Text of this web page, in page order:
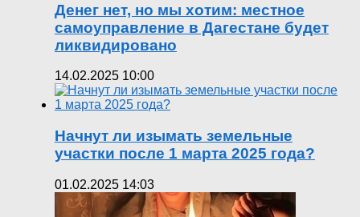
Денег нет, но мы хотим: местное
самоуправление в Дагестане будет
ликвидировано
14.02.2025 10:00
Начнут ли изымать земельные
участки после 1 марта 2025 года?
01.02.2025 14:03